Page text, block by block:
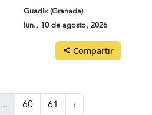
Guadix (Granada)
lun., 10 de agosto, 2026
Compartir
... 60 61 ›